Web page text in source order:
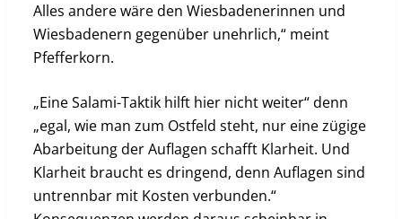
Alles andere wäre den Wiesbadenerinnen und
Wiesbadenern gegenüber unehrlich,“ meint
Pfefferkorn.
„Eine Salami-Taktik hilft hier nicht weiter“ denn
„egal, wie man zum Ostfeld steht, nur eine zügige
Abarbeitung der Auflagen schafft Klarheit. Und
Klarheit braucht es dringend, denn Auflagen sind
untrennbar mit Kosten verbunden.“